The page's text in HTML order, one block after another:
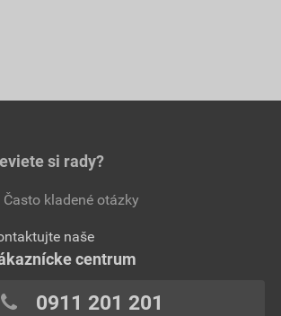
si rady?
Často kladené otázky
naše
centrum
0911 201 201